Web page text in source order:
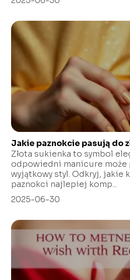
Jakie paznokcie pasują do
Złota sukienka to symbol
odpowiedni manicure
wyjątkowy styl. Odkryj, jakie
paznokci najlepiej komp...
2025-06-30